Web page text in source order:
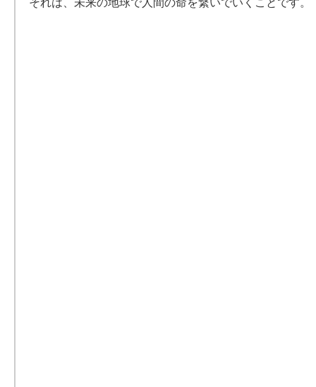
それは、未来の地球で人間の命を繋いでいくことです。